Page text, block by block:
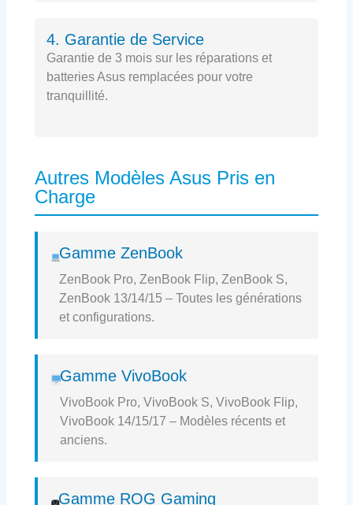
4. Garantie de Service
Garantie de 3 mois sur les réparations et
batteries Asus remplacées pour votre
tranquillité.
Autres Modèles Asus Pris en
Charge
Gamme ZenBook
ZenBook Pro, ZenBook Flip, ZenBook S,
ZenBook 13/14/15 – Toutes les générations
et configurations.
Gamme VivoBook
VivoBook Pro, VivoBook S, VivoBook Flip,
VivoBook 14/15/17 – Modèles récents et
anciens.
Gamme ROG Gaming